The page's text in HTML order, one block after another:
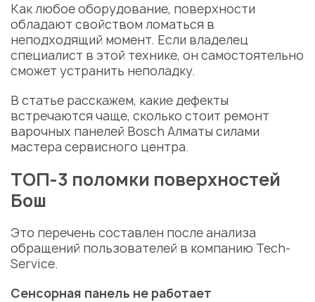
Как любое оборудование, поверхности
обладают свойством ломаться в
неподходящий момент. Если владелец
специалист в этой технике, он самостоятельно
сможет устранить неполадку.
В статье расскажем, какие дефекты
встречаются чаще, сколько стоит ремонт
варочных панелей Bosch Алматы силами
мастера сервисного центра.
ТОП-3 поломки поверхностей
Бош
Это перечень составлен после анализа
обращений пользователей в компанию Tech-
Service.
Сенсорная панель не работает